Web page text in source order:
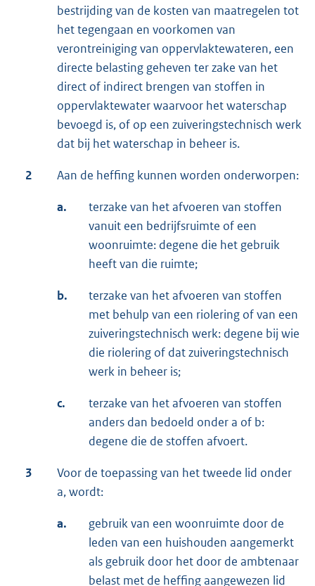
bestrijding van de kosten van maatregelen tot
het tegengaan en voorkomen van
verontreiniging van oppervlaktewateren, een
directe belasting geheven ter zake van het
direct of indirect brengen van stoffen in
oppervlaktewater waarvoor het waterschap
bevoegd is, of op een zuiveringstechnisch werk
dat bij het waterschap in beheer is.
2 Aan de heffing kunnen worden onderworpen:
a.
terzake van het afvoeren van stoffen
vanuit een bedrijfsruimte of een
woonruimte: degene die het gebruik
heeft van die ruimte;
b.
terzake van het afvoeren van stoffen
met behulp van een riolering of van een
zuiveringstechnisch werk: degene bij wie
die riolering of dat zuiveringstechnisch
werk in beheer is;
c.
terzake van het afvoeren van stoffen
anders dan bedoeld onder a of b:
degene die de stoffen afvoert.
3
Voor de toepassing van het tweede lid onder
a, wordt:
a.
gebruik van een woonruimte door de
leden van een huishouden aangemerkt
als gebruik door het door de ambtenaar
belast met de heffing aangewezen lid